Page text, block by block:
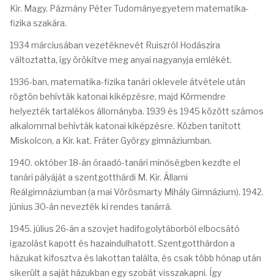
Kir. Magy. Pázmány Péter Tudományegyetem matematika-
fizika szakára.
1934 márciusában vezetéknevét Ruiszról Hodászira
változtatta, így örökítve meg anyai nagyanyja emlékét.
1936-ban, matematika-fizika tanári oklevele átvétele után
rögtön behívták katonai kiképzésre, majd Körmendre
helyezték tartalékos állományba. 1939 és 1945 között számos
alkalommal behívták katonai kiképzésre. Közben tanított
Miskolcon, a Kir. kat. Fráter György gimnáziumban.
1940. október 18-án óraadó-tanári minőségben kezdte el
tanári pályáját a szentgotthárdi M. Kir. Állami
Reálgimnáziumban (a mai Vörösmarty Mihály Gimnázium). 1942.
június 30-án nevezték ki rendes tanárrá.
1945. július 26-án a szovjet hadifogolytáborból elbocsátó
igazolást kapott és hazaindulhatott. Szentgotthárdon a
házukat kifosztva és lakottan találta, és csak több hónap után
sikerült a saját házukban egy szobát visszakapni. Így